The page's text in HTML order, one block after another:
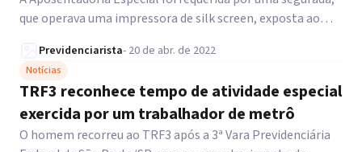
que operava uma impressora de silk screen, exposta ao
Previdenciarista- 20 de abr. de 2022
Notícias
TRF3 reconhece tempo de atividade especial
exercida por um trabalhador de metrô
O homem recorreu ao TRF3 após a 3ª Vara Previdenciária